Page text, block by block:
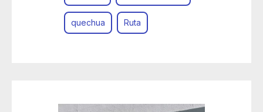
quechua Ruta